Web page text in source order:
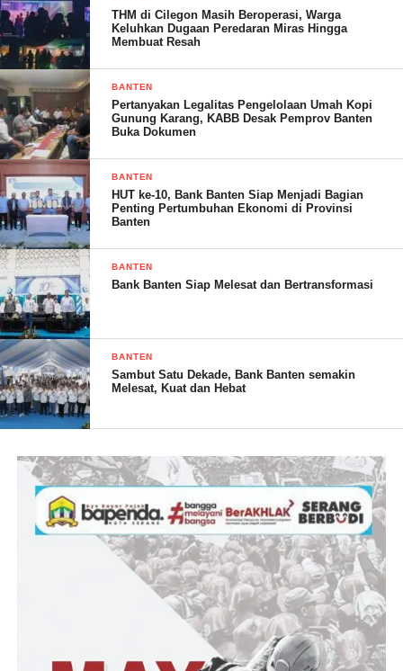
Kemudian, lanjut Saeful Bahri. Pihaknya meminta agar Kepala
Kanwil ATR/BPN Provinsi Banten agar bertanggung jawab atas
dugaan Pungutan Liar (Pungli) dengan meminta uang Rp10 juta
pada program PTSL, serta menindak oknum – oknum pegawai
ATR/BPN Kabupaten Serang yang memanfaat jabatan dan tidak
peduli atas adanya laporan dari masyarakat yang diduga mereka
ada main dengan pihak oknum staf notaris yang akhirnya
merugikan masyarakat.
“Terakhir, kami meminta Aparat Penegak Hukum Baik
Kepolisian dan Kejaksaan Agar Melakukan Penyelidikan Terkait
Kegiatan Pendaftaran Tanah Sistematis Lengkap (Ptsl) di
ATR/Badan Pertanahan Nasional Kabupaten Serang,” tegasnya.
Bahri mengatakan, adapun bentuk aksi tersebut, berupa Orasi
Dan Pembagian Realese, serta Pernyataan Sikap. Untuk Titik
Kumpul pihaknya menentukan di Stadion Maulana Yusuf
Serang.
Satu Unit Kendaran Pengeras Suara (mobil komando), 20 Unit
Kendaraan roda empat, dan 50 unit Kendaraan roda dua, serta
Bendera, dan Spanduk, Karton, Realese,” jelasnya. (Dinar)
22
THM di Cilegon Masih Beroperasi, Warga
Keluhkan Dugaan Peredaran Miras Hingga
Membuat Resah
BANTEN
Pertanyakan Legalitas Pengelolaan Umah Kopi
Gunung Karang, KABB Desak Pemprov Banten
Buka Dokumen
BANTEN
HUT ke-10, Bank Banten Siap Menjadi Bagian
Penting Pertumbuhan Ekonomi di Provinsi
Banten
BANTEN
Bank Banten Siap Melesat dan Bertransformasi
BANTEN
Sambut Satu Dekade, Bank Banten semakin
Melesat, Kuat dan Hebat